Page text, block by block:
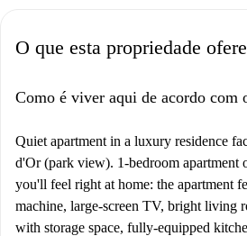
O que esta propriedade
Como é viver aqui de acordo com
Quiet apartment in a luxury residence
d'Or (park view). 1-bedroom apartment
you'll feel right at home: the apartment
machine, large-screen TV, bright living
with storage space, fully-equipped